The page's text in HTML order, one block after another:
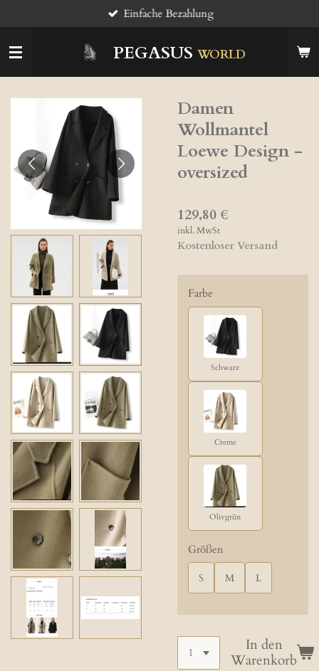
Hauptinhalt
springen
PEGASUS WORLD
Einfache Bezahlung
Damen
Wollmantel
Loewe Design -
oversized
129,80 €
inkl. MwSt
Kostenloser Versand
Farbe
Schwarz
Creme
Olivgrün
Größen
S M L
In den
Warenkorb